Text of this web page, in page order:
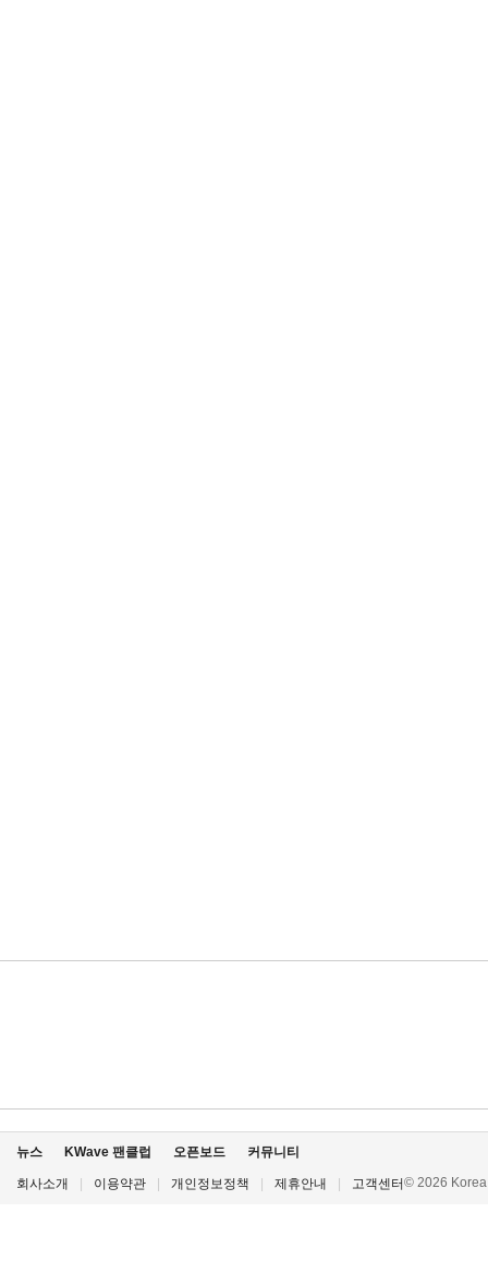
뉴스 KWave 팬클럽 오픈보드 커뮤니티
회사소개 이용약관 개인정보정책 제휴안내 고객센터© 2026